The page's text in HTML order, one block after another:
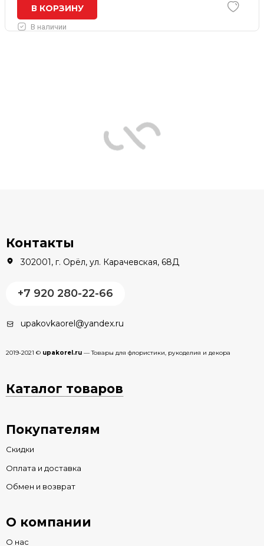
В КОРЗИНУ
В наличии
Контакты
302001, г. Орёл, ул. Карачевская, 68Д
+7 920 280-22-66
upakovkaorel@yandex.ru
2019-2021 © upakorel.ru — Товары для флористики, рукоделия и декора
Каталог товаров
Покупателям
Скидки
Оплата и доставка
Обмен и возврат
О компании
О нас